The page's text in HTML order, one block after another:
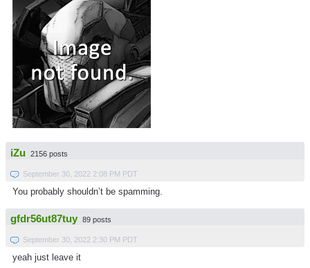
iZu 2156 posts
September 30, 2022 2:08 PM PDT
You probably shouldn’t be spamming.
gfdr56ut87tuy 89 posts
September 30, 2022 2:30 PM PDT
yeah just leave it